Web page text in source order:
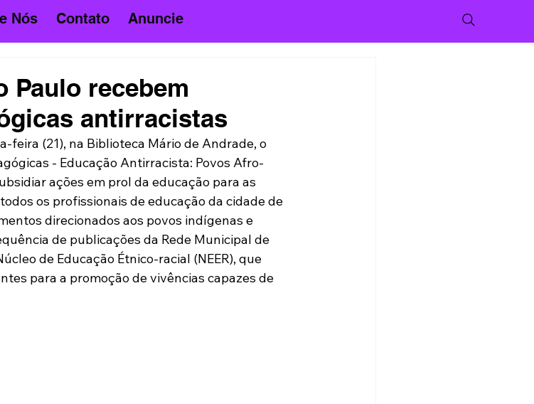
Nós Contato Anuncie
Paulo recebem
antirracistas
feira (21), na Biblioteca Mário de Andrade, o
- Educação Antirracista: Povos Afro-
ações em prol da educação para as
os profissionais de educação da cidade de
direcionados aos povos indígenas e
de publicações da Rede Municipal de
de Educação Étnico-racial (NEER), que
para a promoção de vivências capazes de